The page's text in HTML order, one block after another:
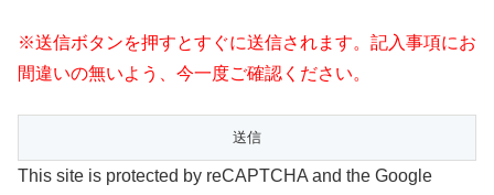
※送信ボタンを押すとすぐに送信されます。記入事項にお
間違いの無いよう、今一度ご確認ください。
This site is protected by reCAPTCHA and the Google